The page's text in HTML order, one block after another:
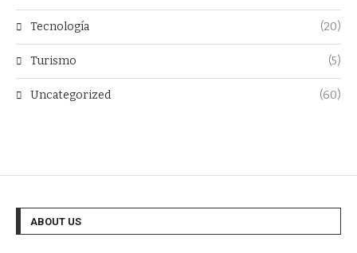
Tecnología (20)
Turismo (5)
Uncategorized (60)
ABOUT US